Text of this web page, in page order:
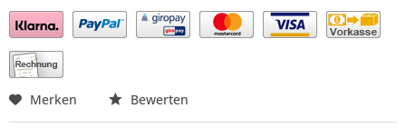
Preis anfragen
Merken Bewerten